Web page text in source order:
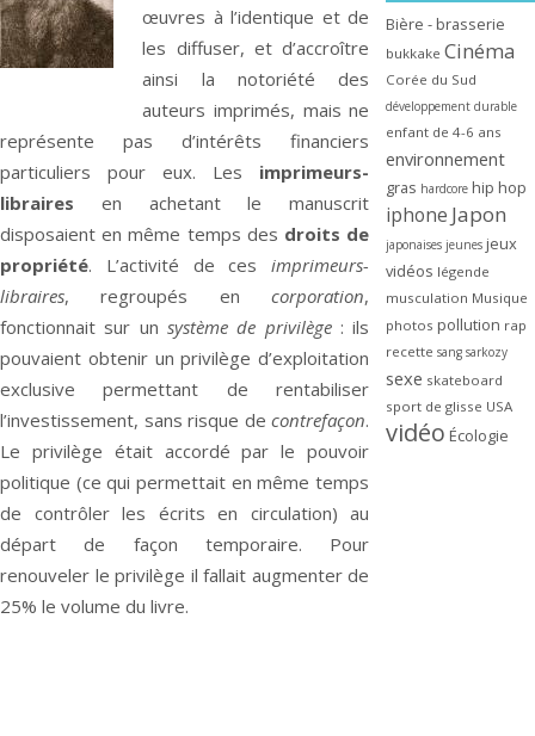
œuvres à l’identique et de
les diffuser, et d’accroître
ainsi la notoriété des
auteurs imprimés, mais ne
représente pas d’intérêts financiers
particuliers pour eux. Les imprimeurs-
libraires en achetant le manuscrit
disposaient en même temps des droits de
propriété. L’activité de cesimprimeurs-
libraires, regroupés encorporation,
fonctionnait sur un système de privilège: ils
pouvaient obtenir un privilège d’exploitation
exclusive permettant de rentabiliser
l’investissement, sans risque de contrefaçon.
Le privilège était accordé par le pouvoir
politique (ce qui permettait en même temps
de contrôler les écrits en circulation) au
départ de façon temporaire. Pour
renouveler le privilège il fallait augmenter de
25% le volume du livre.
Bière - brasserie
bukkake Cinéma
Corée du Sud
développement durable
enfant de 4-6 ans
environnement
gras hardcore hip hop
iphone Japon
japonaises jeunes jeux
vidéos légende
musculation Musique
photos pollution rap
recette sang sarkozy
sexe skateboard
sport de glisse USA
vidéo Écologie